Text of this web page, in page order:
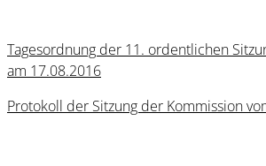
Tagesordnung der 11. ordentlichen
am 17.08.2016
Protokoll der Sitzung der Kommission